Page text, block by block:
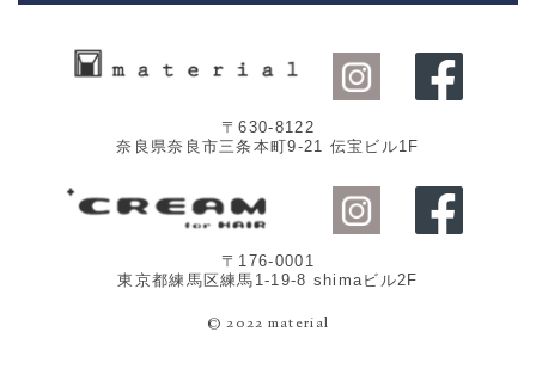
〒630-8122
​​​​​​​奈良県奈良市三条本町9-21 伝宝ビル1F
〒176-0001
​​​​​​​東京都練馬区練馬1-19-8 shimaビル2F
© 2022 material